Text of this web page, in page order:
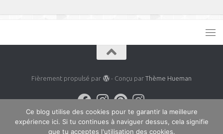
Fièrement propulsé par - Conçu par Thème Hueman
Ce blog utilise des cookies pour te garantir la meilleure
expérience ici. Si tu continues à naviguer dessus, cela signifie
que tu acceptes l'utilisation des cookies.